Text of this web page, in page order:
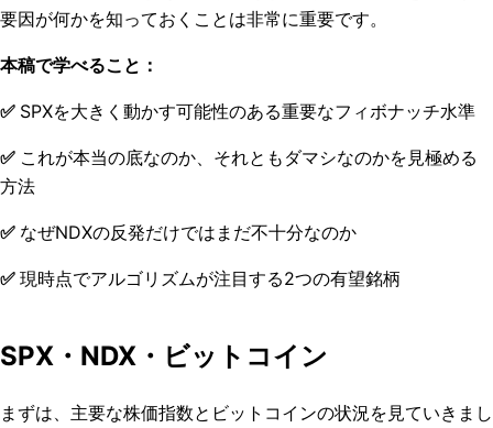
要因が何かを知っておくことは非常に重要です。
本稿で学べること：
✅ SPXを大きく動かす可能性のある重要なフィボナッチ水準
✅ これが本当の底なのか、それともダマシなのかを見極める
方法
✅ なぜNDXの反発だけではまだ不十分なのか
✅ 現時点でアルゴリズムが注目する2つの有望銘柄
SPX・ NDX・ビットコイン
まずは、主要な株価指数とビットコインの状況を見ていきまし